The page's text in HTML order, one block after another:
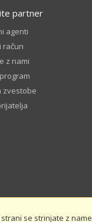
se strinjate z
partner
agenti
račun
z nami
zvestobe